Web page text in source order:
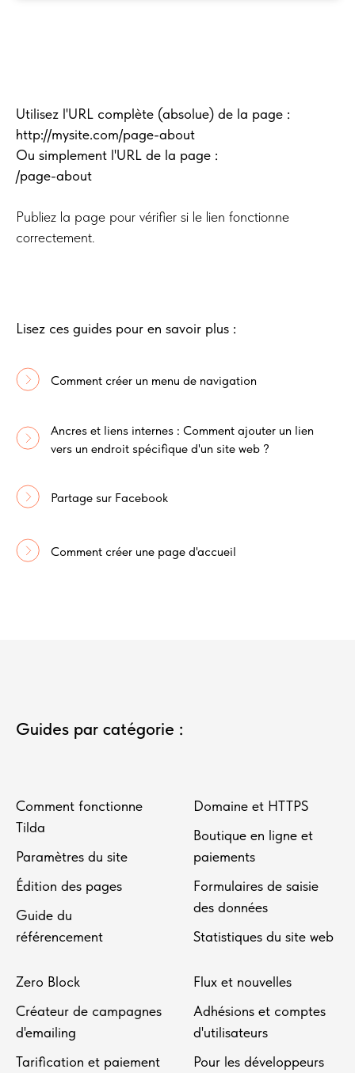
Utilisez l'URL complète (absolue) de la page :
http://mysite.com/page-about
Ou simplement l'URL de la page :
/page-about
Publiez la page pour vérifier si le lien fonctionne
correctement.
Lisez ces guides pour en savoir plus :
Comment créer un menu de navigation
Ancres et liens internes : Comment ajouter un lien
vers un endroit spécifique d'un site web ?
Partage sur Facebook
Comment créer une page d'accueil
Guides par catégorie :
Comment fonctionne
Tilda
Paramètres du site
Édition des pages
Guide du
référencement
Domaine et HTTPS
Boutique en ligne et
paiements
Formulaires de saisie
des données
Statistiques du site web
Zero Block
Créateur de campagnes
d'emailing
Tarification et paiement
Flux et nouvelles
Adhésions et comptes
d'utilisateurs
Pour les développeurs